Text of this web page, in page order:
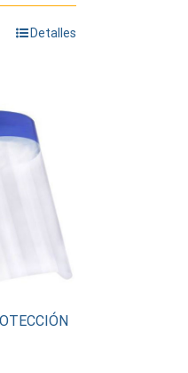
Detalles